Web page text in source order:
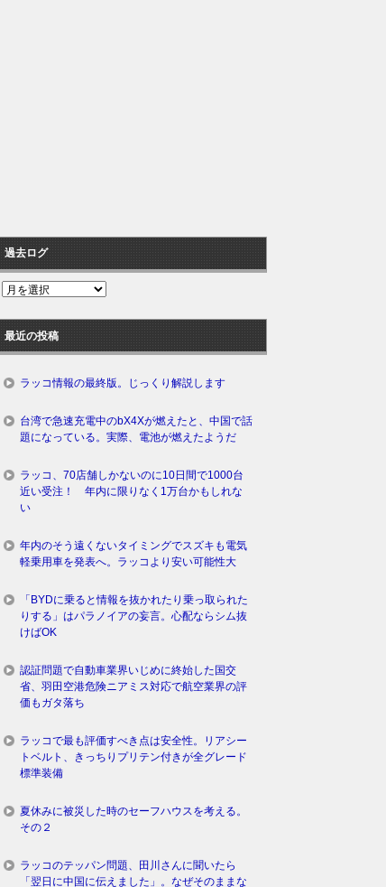
過去ログ
過
ロ
グ
最近の投稿
ラッコ情報の最終版。じっくり解説します
台湾で急速充電中のbX4Xが燃えたと、中国で話
題になっている。実際、電池が燃えたようだ
ラッコ、70店舗しかないのに10日間で1000台
近い受注！ 年内に限りなく1万台かもしれな
い
年内のそう遠くないタイミングでスズキも電気
軽乗用車を発表へ。ラッコより安い可能性大
「BYDに乗ると情報を抜かれたり乗っ取られた
りする」はパラノイアの妄言。心配ならシム抜
けばOK
認証問題で自動車業界いじめに終始した国交
省、羽田空港危険ニアミス対応で航空業界の評
価もガタ落ち
ラッコで最も評価すべき点は安全性。リアシー
トベルト、きっちりプリテン付きが全グレード
標準装備
夏休みに被災した時のセーフハウスを考える。
その２
ラッコのテッパン問題、田川さんに聞いたら
「翌日に中国に伝えました」。なぜそのままな